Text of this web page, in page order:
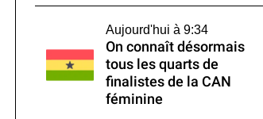
Aujourd'hui à 9:34
On connaît désormais
tous les quarts de
finalistes de la CAN
féminine